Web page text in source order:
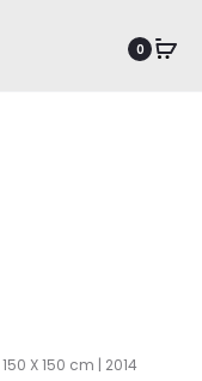
0
TERRA
TERRA
II
X 150 cm | 2014